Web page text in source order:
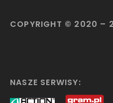
COPYRIGHT © 2020 –
NASZE SERWISY: